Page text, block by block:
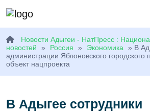
Новости Адыгеи - НатПресс :
новостей
» Россия » Экономика » В
администрации Яблоновского городского
объект нацпроекта
В Адыгее сотрудники